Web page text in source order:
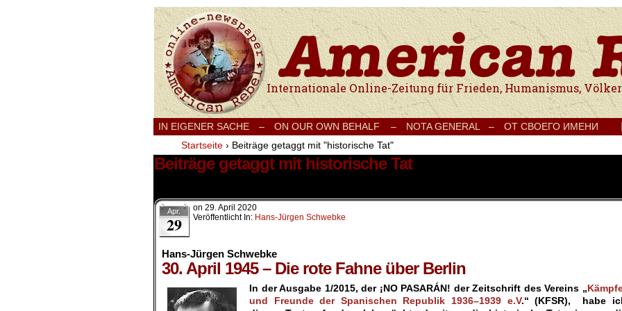
Internationale Onlinezeitung für Frieden, Humanismus, Völkerverständigung und
IN EIGENER SACHE – ON OUR OWN BEHALF – NOTA GENERAL – ОТ СВОЕГО ИМЕНИ
Startseite › Beiträge getaggt mit "historische Tat"
Beiträge getaggt mit historische Tat
Apr.
29
on 29. April 2020
Veröffentlicht In: Hans-Jürgen Schwebke
Hans-Jürgen Schwebke
30. April 1945 – Die rote Fahne über Berlin
In der Ausgabe 1/2015, der ¡NO PASARÁN! der Zeitschrift des Vereins „
und Freunde der Spanischen Republik 1936–1939 e.V.“ (KFSR), habe